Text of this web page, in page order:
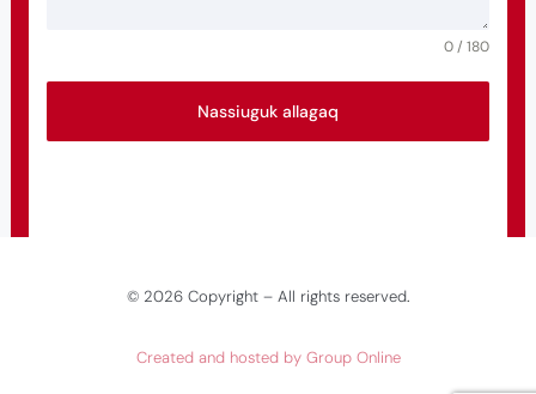
0 / 180
Nassiuguk allagaq
© 2026 Copyright – All rights reserved.
Created and hosted by Group Online